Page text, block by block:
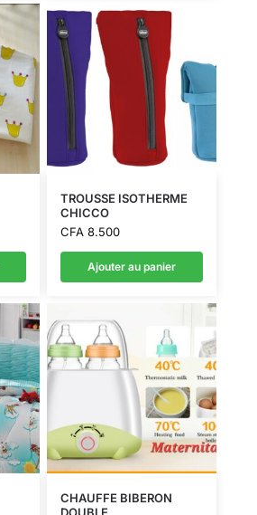
TROUSSE ISOTHERME
CHICCO
CFA8.500
Ajouter au panier
CHAUFFE BIBERON